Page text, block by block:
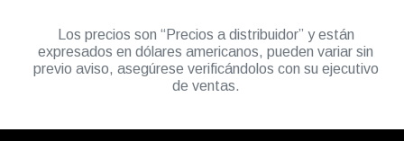
Los precios son “Precios a distribuidor” y están
expresados en dólares americanos, pueden variar sin
previo aviso, asegúrese verificándolos con su ejecutivo
de ventas.